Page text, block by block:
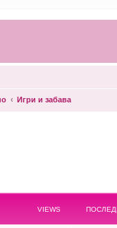
Игри и забава
VIEWS